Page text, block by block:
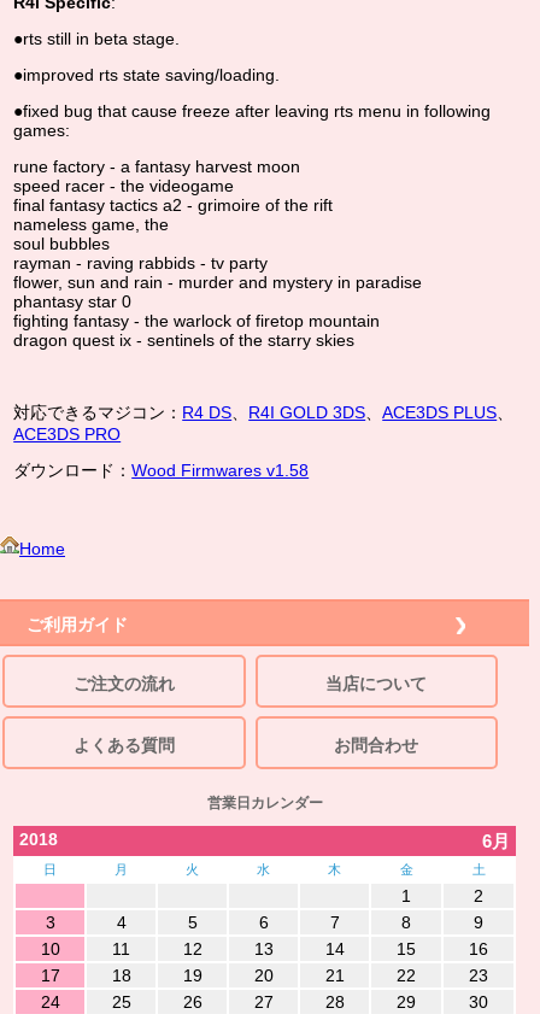
●rts still in beta stage.
●improved rts state saving/loading.
●fixed bug that cause freeze after leaving rts menu in following
games:
rune factory - a fantasy harvest moon
speed racer - the videogame
final fantasy tactics a2 - grimoire of the rift
nameless game, the
soul bubbles
rayman - raving rabbids - tv party
flower, sun and rain - murder and mystery in paradise
phantasy star 0
fighting fantasy - the warlock of firetop mountain
dragon quest ix - sentinels of the starry skies
対応できるマジコン： R4 DS R4I GOLD 3DS 、ACE3DS PLUS
ACE3DS PRO
ダウンロード：Wood Firmwares v1.58
Home
ご利用ガイド
ご注文の流れ 当店について
よくある質問 お問合わせ
営業日カレンダー
2018 6月
日 月 火 水 木 金 土
1
2
3
4 5 6 7 8
9
10
11 12 13 14 15
16
17
18 19 20 21 22
23
24
25 26 27 28 29 30